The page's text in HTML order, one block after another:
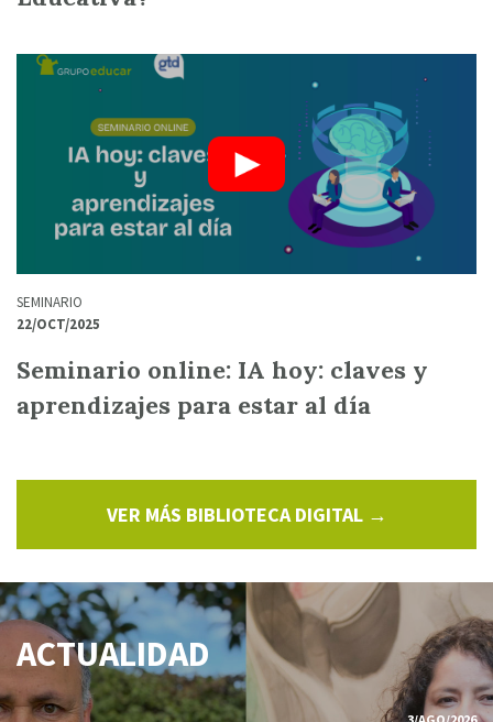
SEMINARIO
22/OCT/2025
Seminario online: IA hoy: claves y
aprendizajes para estar al día
VER MÁS BIBLIOTECA DIGITAL →
ACTUALIDAD